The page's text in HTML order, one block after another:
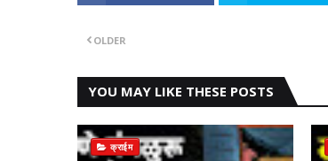
OLDER
YOU MAY LIKE THESE POSTS
क्राईम